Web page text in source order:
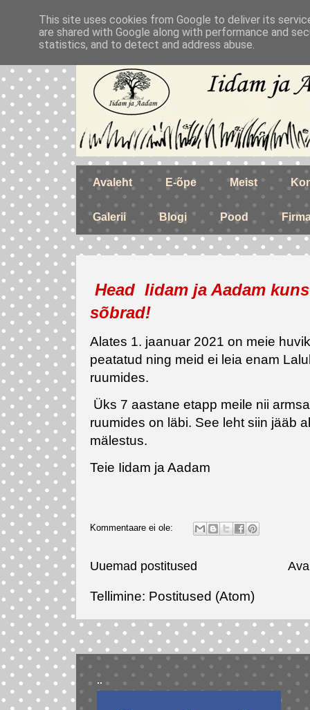
Avaleht E-õpe Meist
Galerii Blogi Pood
Head Iidam ja Aadam
sõbrad!
Alates 1. jaanuar 2021 on meie
peatatud ning meid ei leia enam
ruumides.
Üks 7 aastane etapp meile nii
ruumides on läbi. See leht siin jääb
mälestus.
Teie Iidam ja Aadam
Kommentaare ei ole:
Uuemad postitused
Tellimine: Postitused (Atom)
..
This site uses cookies from Google to deliver its
are shared with Google along with performance and
statistics, and to detect and address abuse.